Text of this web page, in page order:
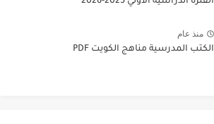
منذ عام
الكتب المدرسية مناهج الكويت PDF